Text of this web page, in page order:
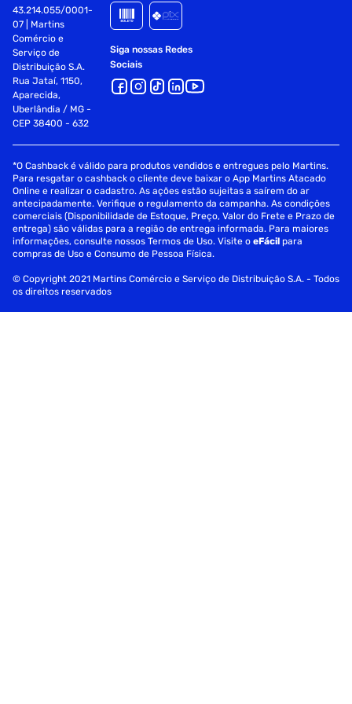
43.214.055/0001-
07 | Martins
Comércio e
Serviço de
Distribuição S.A.
Rua Jataí, 1150,
Aparecida,
Uberlândia / MG -
CEP 38400 - 632
Siga nossas Redes
Sociais
*O Cashback é válido para produtos vendidos e entregues pelo Martins.
Para resgatar o cashback o cliente deve baixar o App Martins Atacado
Online e realizar o cadastro. As ações estão sujeitas a saírem do ar
antecipadamente. Verifique o regulamento da campanha. As condições
comerciais (Disponibilidade de Estoque, Preço, Valor do Frete e Prazo de
entrega) são válidas para a região de entrega informada. Para maiores
informações, consulte nossos Termos de Uso. Visite oeFácil para
compras de Uso e Consumo de Pessoa Física.
© Copyright 2021 Martins Comércio e Serviço de Distribuição S.A. - Todos
os direitos reservados